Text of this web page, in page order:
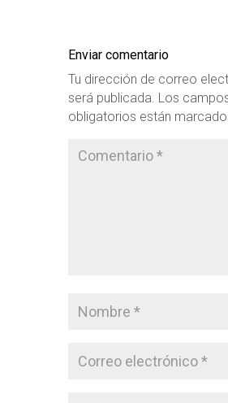
Enviar comentario
Tu dirección de correo
será publicada. Los
obligatorios están